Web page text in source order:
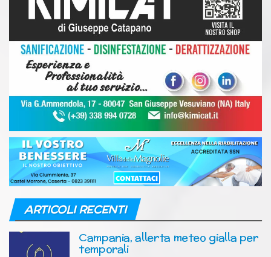
ARTICOLI RECENTI
Campania, allerta meteo gialla per
temporali